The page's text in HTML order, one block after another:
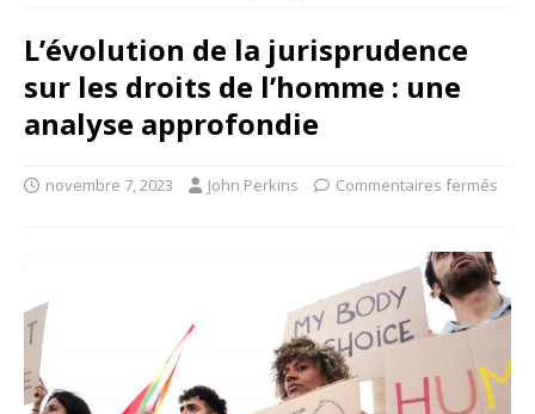
L’évolution de la jurisprudence
sur les droits de l’homme : une
analyse approfondie
novembre 7, 2023 John Perkins Commentaires fermés